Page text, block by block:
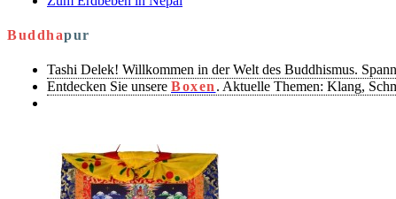
Buddhapur
Tashi Delek! Willkommen in der Welt des Buddhismus.
Entdecken Sie unsere Boxen . Aktuelle Themen: Klang,